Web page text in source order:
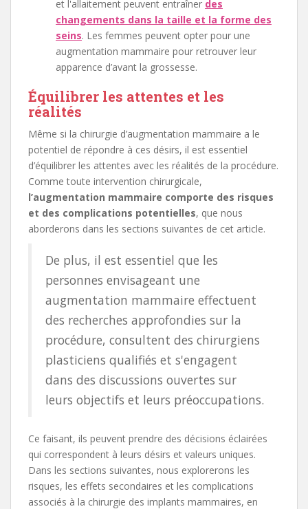
et l'allaitement peuvent entraîner des
changements dans la taille et la forme des
seins. Les femmes peuvent opter pour une
augmentation mammaire pour retrouver leur
apparence d’avant la grossesse.
Équilibrer les attentes et les
réalités
Même si la chirurgie d’augmentation mammaire a le
potentiel de répondre à ces désirs, il est essentiel
d’équilibrer les attentes avec les réalités de la procédure.
Comme toute intervention chirurgicale,
l’augmentation mammaire comporte des risques
et des complications potentielles, que nous
aborderons dans les sections suivantes de cet article.
De plus, il est essentiel que les
personnes envisageant une
augmentation mammaire effectuent
des recherches approfondies sur la
procédure, consultent des chirurgiens
plasticiens qualifiés et s'engagent
dans des discussions ouvertes sur
leurs objectifs et leurs préoccupations.
Ce faisant, ils peuvent prendre des décisions éclairées
qui correspondent à leurs désirs et valeurs uniques.
Dans les sections suivantes, nous explorerons les
risques, les effets secondaires et les complications
associés à la chirurgie des implants mammaires, en